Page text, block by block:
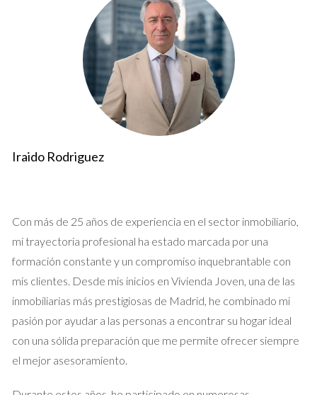
Propiedad, asegura que el inmueble esté libre de
deudas o cargas.
Impuesto de Sucesiones y Donaciones:
Justificante del
pago, necesario para poder transmitir la propiedad.
Nota Simple Informativa: Proporciona información
esencial sobre la propiedad y su estado legal.
Certificado de Eficiencia Energética:Obligatorio para la
venta de inmuebles en España.
Documentación de la Comunidad de Propietarios:
pagadas.
Es recomendable que todos los documentos estén en regla y
actualizados antes de iniciar la venta. Esto garantiza que el
proceso de compraventa fluya sin contratiempos. Consultar
con un abogado o un experto en herencias puede ser útil para
verificar que no falte ningún documento en este listado.
Fases del Proceso
El procedimiento de venta de una casa heredada se divide en
Iraido Rodriguez
Con más de 25 años de experiencia en el sector inmobiliario,
mi trayectoria profesional ha estado marcada por una
formación constante y un compromiso inquebrantable con
mis clientes. Desde mis inicios en Vivienda Joven, una de las
inmobiliarias más prestigiosas de Madrid, he combinado mi
pasión por ayudar a las personas a encontrar su hogar ideal
con una sólida preparación que me permite ofrecer siempre
el mejor asesoramiento.